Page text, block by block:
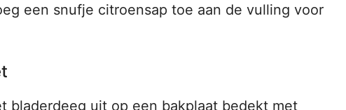
een snufje citroensap toe aan de vulling voor
bladerdeeg uit op een bakplaat bedekt met